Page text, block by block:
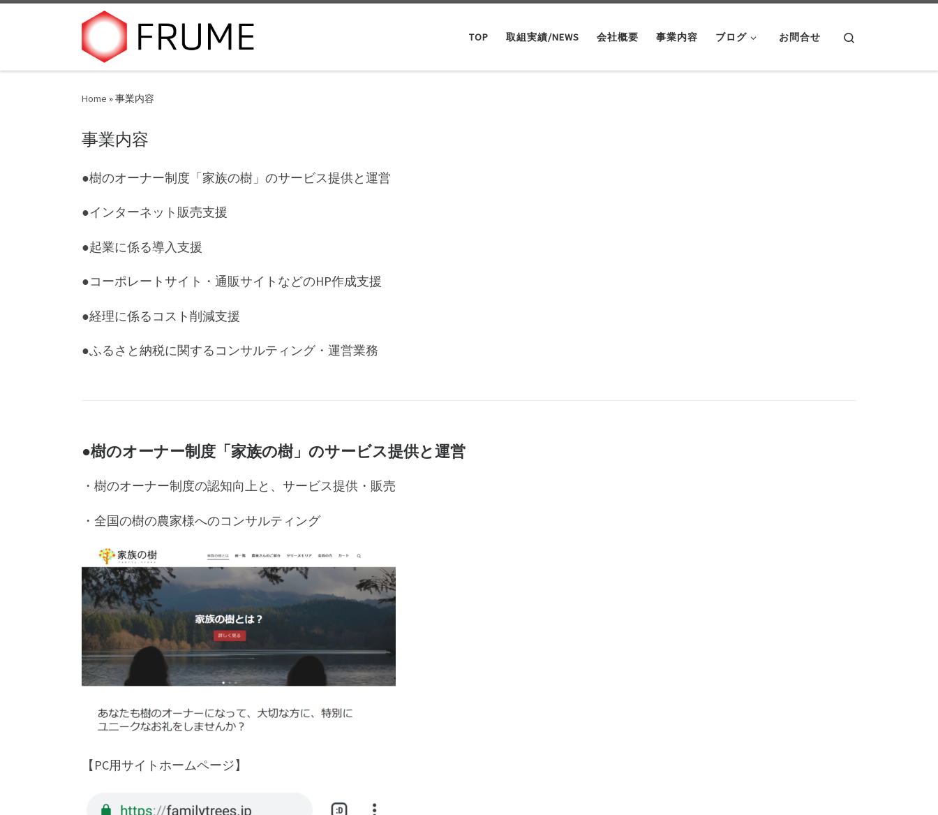
Skip to content
TOP 取組実績/NEWS 会社概要 事業内容 ブログ お問合せ
Home »事業内容
事業内容
●樹のオーナー制度「家族の樹」のサービス提供と運営
●インターネット販売支援
●起業に係る導入支援
●コーポレートサイト・通販サイトなどのHP作成支援
●経理に係るコスト削減支援
●ふるさと納税に関するコンサルティング・運営業務
●樹のオーナー制度「家族の樹」のサービス提供と運営
・樹のオーナー制度の認知向上と、サービス提供・販売
・全国の樹の農家様へのコンサルティング
【PC用サイトホームページ】